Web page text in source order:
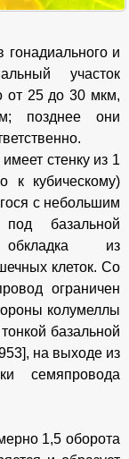
гонадиального и
участок
от 25 до 30 мкм,
позднее они
стенку из 1
к кубическому)
с небольшим
базальной
из
клеток. Со
ограничен
колумеллы
базальной
на выходе из
семяпровода
1,5 оборота